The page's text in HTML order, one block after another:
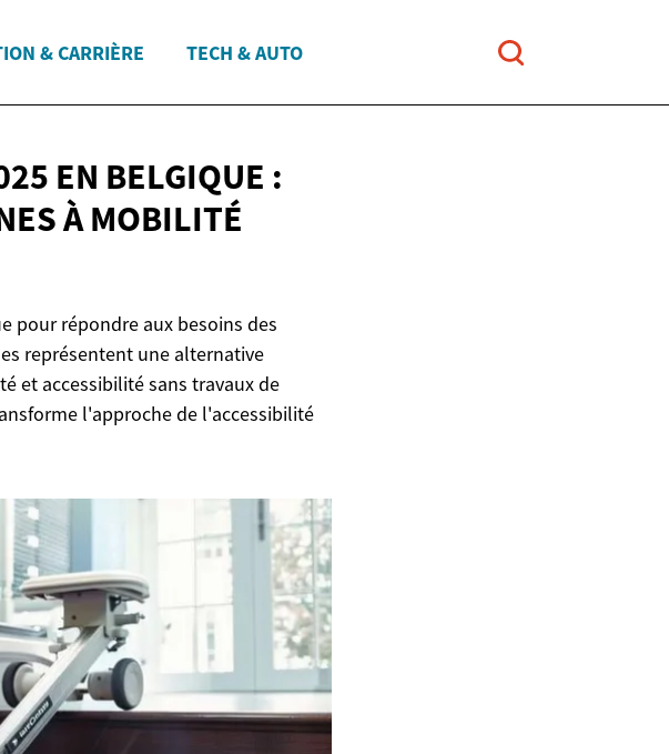
& CARRIÈRE TECH & AUTO
EN BELGIQUE :
ÀMOBILITÉ
pour répondre aux besoins des
représentent une alternative
et accessibilité sans travaux de
l'approche de l'accessibilité